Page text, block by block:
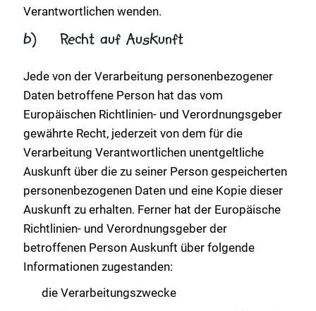
Verantwortlichen wenden.
b) Recht auf Auskunft
Jede von der Verarbeitung personenbezogener
Daten betroffene Person hat das vom
Europäischen Richtlinien- und Verordnungsgeber
gewährte Recht, jederzeit von dem für die
Verarbeitung Verantwortlichen unentgeltliche
Auskunft über die zu seiner Person gespeicherten
personenbezogenen Daten und eine Kopie dieser
Auskunft zu erhalten. Ferner hat der Europäische
Richtlinien- und Verordnungsgeber der
betroffenen Person Auskunft über folgende
Informationen zugestanden:
die Verarbeitungszwecke